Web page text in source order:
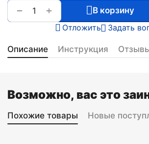
+
−
В корзину
Отложить
Задать
Описание Инструкция
Возможно, вас это
Похожие товары Новые